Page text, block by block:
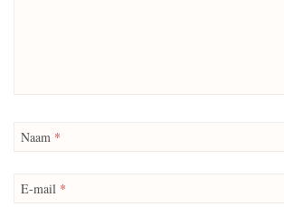
Naam *
E-mail *